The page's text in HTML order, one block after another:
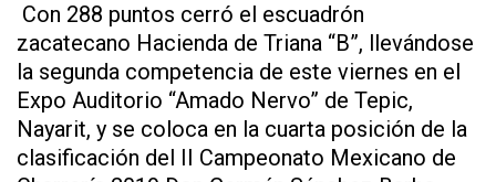
Con 288 puntos cerró el escuadrón
zacatecano Hacienda de Triana “B”, llevándose
la segunda competencia de este viernes en el
Expo Auditorio “Amado Nervo” de Tepic,
Nayarit, y se coloca en la cuarta posición de la
clasificación del II Campeonato Mexicano de